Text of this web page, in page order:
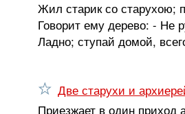
Жил старик со старухою;
Говорит ему дерево: - Не
Ладно; ступай домой,
Две старухи и
Приезжает в один приход